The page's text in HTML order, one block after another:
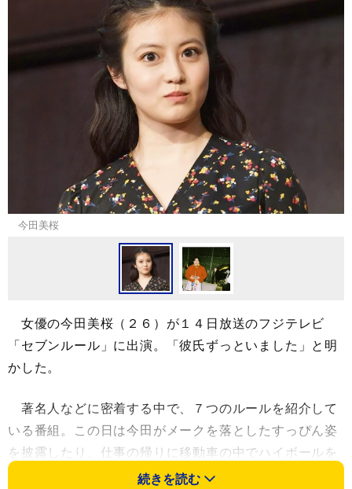
今田美桜
女優の今田美桜（２６）が１４日放送のフジテレビ
「セブンルール」に出演。「彼氏ずっといました」と明
かした。
著名人などに密着する中で、７つのルールを紹介して
いる番組。この日は今田がメークを落としたすっぴん姿
を披露したり、仕事の帰りに移動車の中でハイボールを
美味しそうに飲む姿など、人気女優の素顔が紹介され
続きを読む